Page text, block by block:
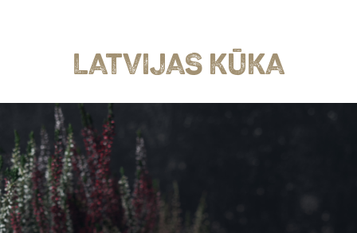
LATVIJAS KŪKA